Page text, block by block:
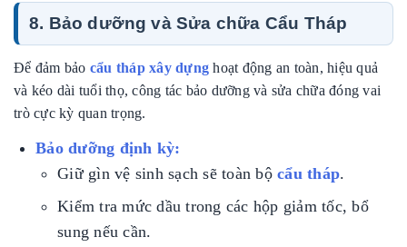
8. Bảo dưỡng và Sửa chữa Cẩu Tháp
Để đảm bảo cẩu tháp xây dựng hoạt động an toàn, hiệu quả
và kéo dài tuổi thọ, công tác bảo dưỡng và sửa chữa đóng vai
trò cực kỳ quan trọng.
Bảo dưỡng định kỳ:
Giữ gìn vệ sinh sạch sẽ toàn bộ cẩu tháp.
Kiểm tra mức dầu trong các hộp giảm tốc, bổ
sung nếu cần.